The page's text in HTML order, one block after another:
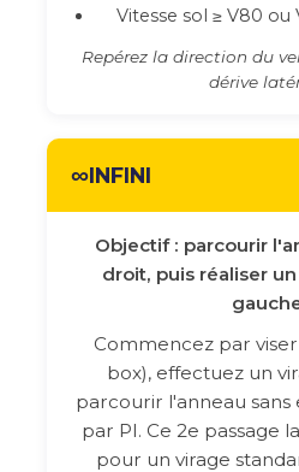
Vitesse sol ≥ V80 ou
Repérez la direction du
dérive
∞INFINI
Objectif : parcourir
droit, puis réaliser
Commencez par
box), effectuez un
parcourir l'anneau sans
par PI. Ce 2e passage
pour un virage